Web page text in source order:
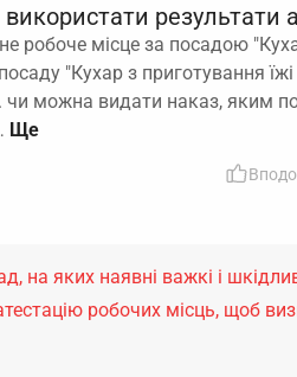
результати
робоче місце за посадою
"Кухар з приготування
чи можна видати наказ, яким
на яких наявні важкі і
робочих місць, щоб